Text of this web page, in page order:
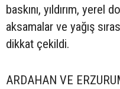
baskını, yıldırım, yerel
aksamalar ve yağış
dikkat çekildi.
ARDAHAN VE